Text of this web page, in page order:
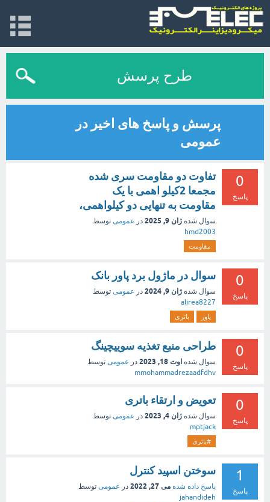
طرح پرسش
پرسش و پاسخ های اخیر در
عمومی
0
پاسخ
تفاوت دو مقاومت سری شده
مجمعا 2کیلو اهمی با یک
مقاومت به تنهایی دو کیلواهمی،
سوال شده ژان 9, 2025 در عمومی توسط
hmd2003
مقاومت
0
پاسخ
سوال در ماژول برد پاور بانک
سوال شده ژان 9, 2024 در عمومی توسط
alirea8227
پاور باتری
0
پاسخ
طراحی منبع تغذیه سوییچینگ
سوال شده اوت 18, 2023 در عمومی توسط
mmohammadrezaadfdhv
0
پاسخ
تعویض و ارتقاء باتری
سوال شده ژان 4, 2023 در عمومی توسط
mptjack
#باتری
1
پاسخ
سوختن اسپید کنترل
پاسخ داده شده می 27, 2022 در عمومی توسط
jahandideh